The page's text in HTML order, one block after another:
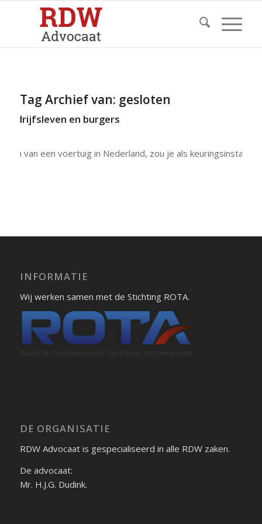
Tag Archief van: gesloten
bedrijfsleven en burgers
van een voertuig in Nederland, zou je als
INFORMATIE
Wij werken samen met de Stichting ROTA.
DE ORGANISATIE
RDW Advocaat is gespecialiseerd in alle RDW zaken.
De advocaat:
Mr. H.J.G. Dudink.